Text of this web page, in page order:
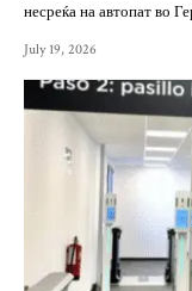
несреќа на автопат во
July 19, 2026